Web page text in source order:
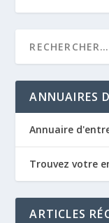
ANNUAIRES
Annuaire
Trouvez votre
ARTICLES